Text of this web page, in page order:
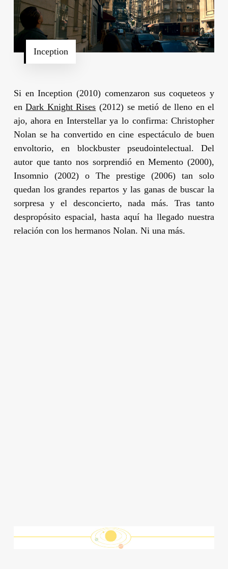
Inception
Si enInception(2010) comenzaron sus coqueteos y
enDark Knight Rises (2012) se metió de lleno en el
ajo, ahora en Interstellarya lo confirma:Christopher
Nolanse ha convertido en cine espectáculo de buen
envoltorio, en blockbuster pseudointelectual. Del
autor que tanto nos sorprendió enMemento (2000),
Insomnio (2002) o The prestige (2006) tan solo
quedan los grandes repartos y las ganas de buscar la
sorpresa y el desconcierto, nada más. Tras tanto
despropósito espacial, hasta aquí ha llegado nuestra
relación con los hermanos Nolan. Ni una más.